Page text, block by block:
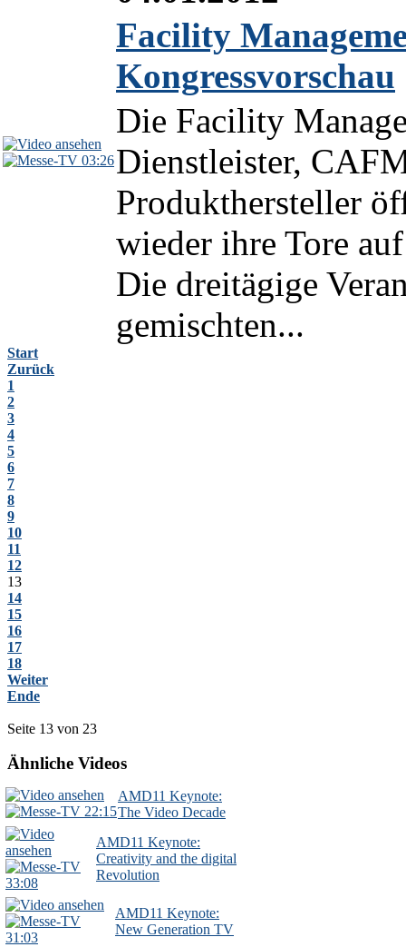
03:26
Facility
Kongressvorschau
Die Facility
Dienstleister,
Produkthersteller
wieder ihre Tore
Die dreitägige
gemischten...
Start
Zurück
1
2
3
4
5
6
7
8
9
10
11
12
13
14
15
16
17
18
Weiter
Ende
Seite 13 von 23
Ähnliche Videos
22:15
AMD11 Keynote:
The Video Decade
33:08
AMD11 Keynote:
Creativity and the digital
Revolution
31:03
AMD11 Keynote:
New Generation TV